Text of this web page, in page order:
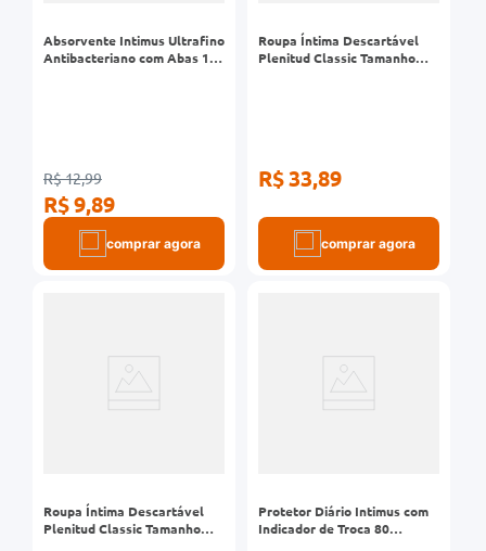
Absorvente Intimus Ultrafino
Antibacteriano com Abas 14
R$ 12,99
R$ 9,89
comprar agora
Roupa Íntima Descartável
Plenitud Classic Tamanho
R$ 33,89
comprar agora
Roupa Íntima Descartável
Plenitud Classic Tamanho
Protetor Diário Intimus com
Indicador de Troca 80